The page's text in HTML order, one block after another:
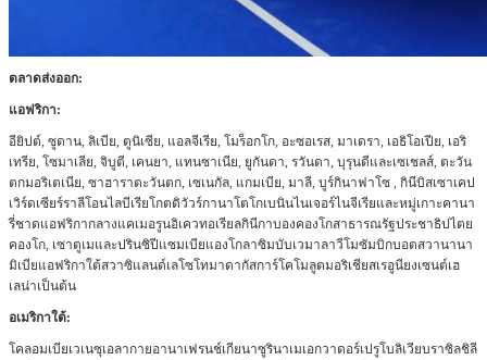
ตลาดส่งออก:
แอฟริกา:
อียิปต์, ซูดาน, ลิเบีย, ตูนิเซีย, แอลจีเรีย, โมร็อกโก, อะซอเรส, มาเดรา, เอธิโอเปีย, เอริ
เทรีย, โซมาเลีย, จิบูตี, เคนยา, แทนซาเนีย, ยูกันดา, รวันดา, บุรุนดีและเซเชลส์, ตะวัน
ตกมอริเตเนีย, ซาฮาราตะวันตก, เซเนกัล, แกมเบีย, มาลี, บูร์กินาฟาโซ , กินีบิสเซาเคป
เวิร์ดเซียร์ราลีโอนไลบีเรียโกตดิวัวร์กานาโตโกเบนินไนเจอร์ไนจีเรียและหมู่เกาะคานา
รี่ชาดแอฟริกากลางแคเมอรูนอิเควทอเรียลกินีกาบองคองโกสาธารณรัฐประชาธิปไตย
คองโก, เซาตูเมและปรินซิปีแซมเบียแองโกลาซิมบับเวมาลาวีโมซัมบิกบอตสวานานา
มิเบียแอฟริกาใต้สวาซิแลนด์เลโซโทมาดากัสการ์โคโมลูตมอริเชียสเรอูนียงเซนต์เฮ
เลน่าเป็นต้น
อเมริกาใต้:
โคลอมเบียเวเนซุเอลากายอานาเฟรนช์เกียนาซูรินาเมเอกวาดอร์เปรูโบลิเวียบราซิลชิลี